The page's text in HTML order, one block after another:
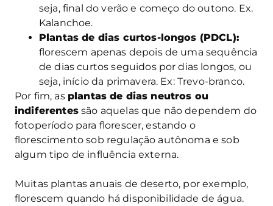
seja, final do verão e começo do outono. Ex.
Kalanchoe.
Plantas de dias curtos-longos (PDCL):
florescem apenas depois de uma sequência
de dias curtos seguidos por dias longos, ou
seja, início da primavera. Ex: Trevo-branco.
Por fim, as plantas de dias neutros ou
indiferentessão aquelas que não dependem do
fotoperíodo para florescer, estando o
florescimento sob regulação autônoma e sob
algum tipo de influência externa.
Muitas plantas anuais de deserto, por exemplo,
florescem quando há disponibilidade de água.